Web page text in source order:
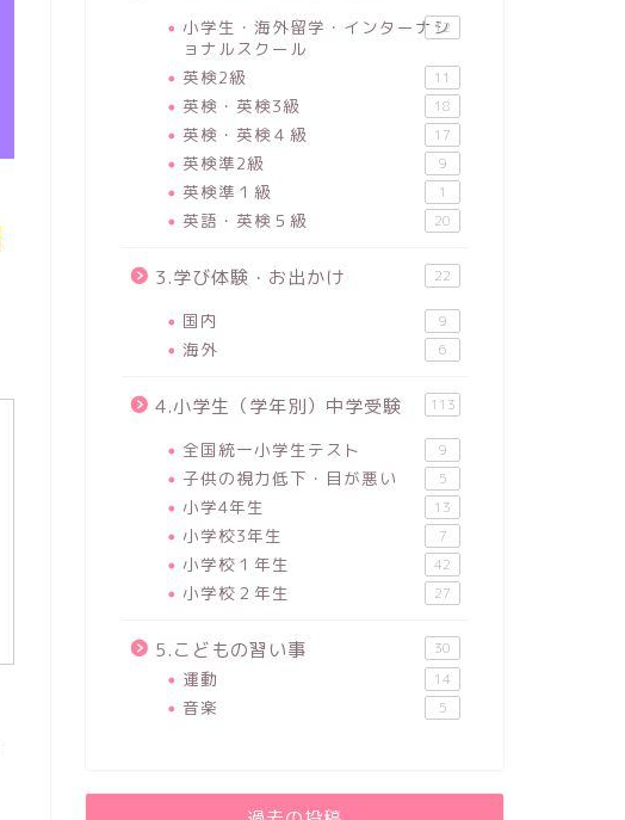
小学生・海外留学・インターナシ
ョナルスクール
12
英検2級 11
英検・英検3級 18
英検・英検４級 17
英検準2級 9
英検準１級 1
英語・英検５級 20
3.学び体験・お出かけ 22
国内 9
海外 6
4.小学生（学年別）中学受験 113
全国統一小学生テスト 9
子供の視力低下・目が悪い 5
小学4年生 13
小学校3年生 7
小学校１年生 42
小学校２年生 27
5.こどもの習い事 30
運動 14
音楽 5